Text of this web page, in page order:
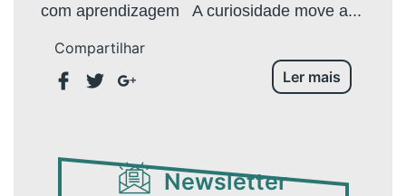
com aprendizagem A curiosidade move a...
Compartilhar
Ler mais
Newsletter